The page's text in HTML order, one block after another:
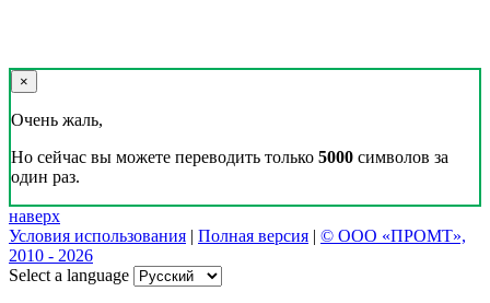
×
Очень жаль,
Но сейчас вы можете переводить только 5000 символов за
один раз.
наверх
Условия использования | Полная версия | © ООО «ПРОМТ»,
2010 - 2026
Select a language